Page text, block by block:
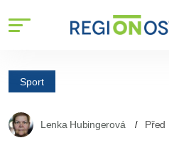
Sport
Lenka Hubingerová Před